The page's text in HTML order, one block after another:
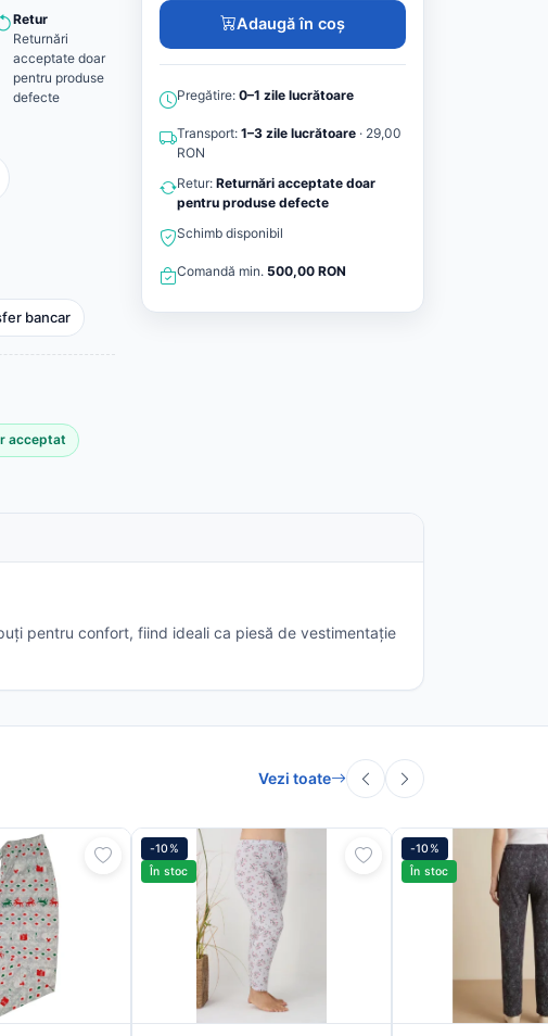
Retur
Returnări
acceptate doar
pentru produse
defecte
bancar
acceptat
Adaugă în coș
Pregătire: 0–1 zile lucrătoare
Transport: 1–3 zile lucrătoare · 29,00
RON
Retur: Returnări acceptate doar
pentru produse defecte
Schimb disponibil
Comandă min. 500,00 RON
pentru confort, fiind ideali ca piesă de vestimentație
Vezi toate
-10%
În stoc
-10%
În stoc